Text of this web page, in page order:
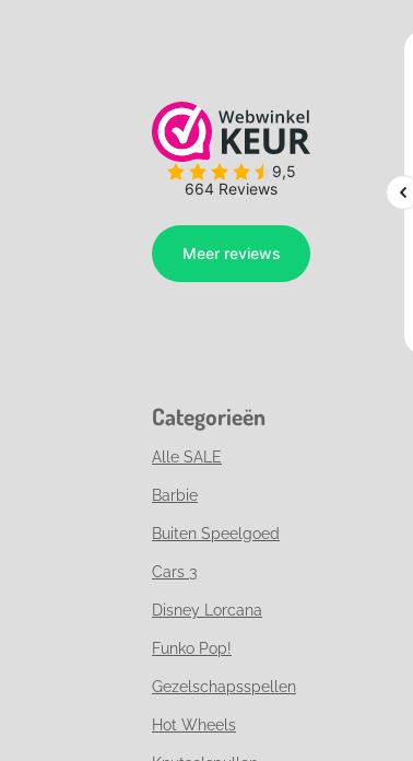
Categorieën
Alle SALE
Barbie
Buiten Speelgoed
Cars 3
Disney Lorcana
Funko Pop!
Gezelschapsspellen
Hot Wheels